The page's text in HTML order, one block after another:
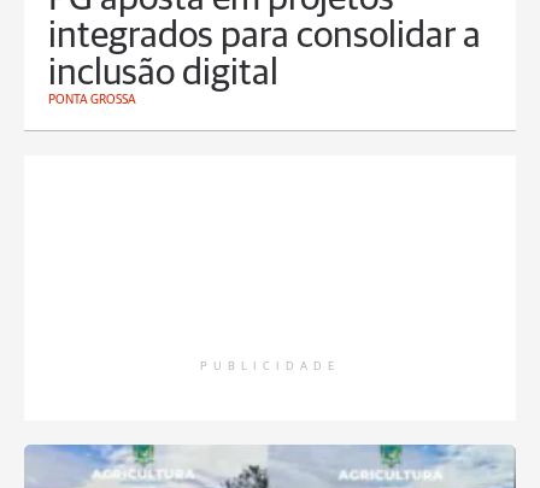
integrados para consolidar a
inclusão digital
PONTA GROSSA
PUBLICIDADE